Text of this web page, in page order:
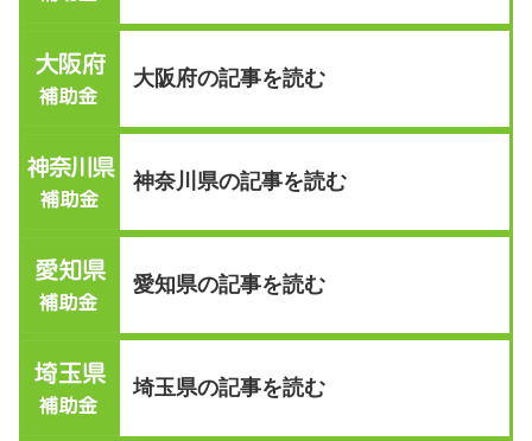
大阪府の記事を読む
神奈川県の記事を読む
愛知県の記事を読む
埼玉県の記事を読む